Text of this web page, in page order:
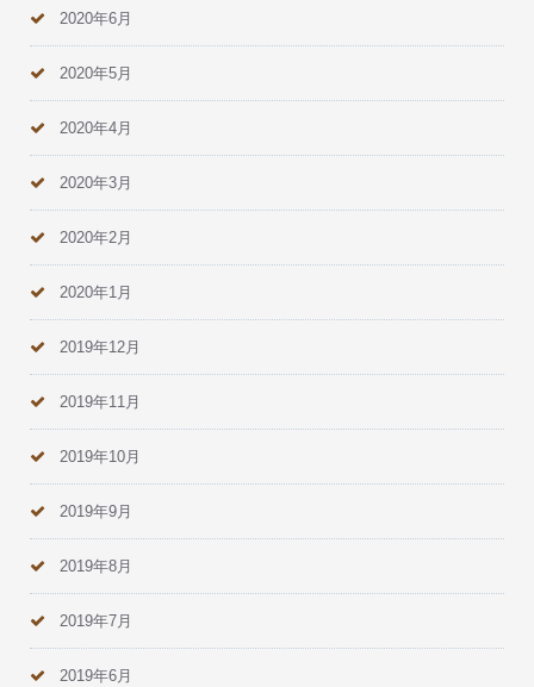
2020年6月
2020年5月
2020年4月
2020年3月
2020年2月
2020年1月
2019年12月
2019年11月
2019年10月
2019年9月
2019年8月
2019年7月
2019年6月